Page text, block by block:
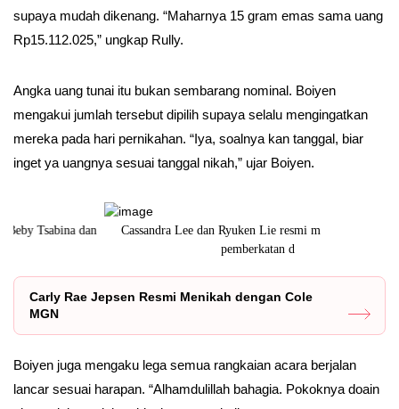
supaya mudah dikenang. “Maharnya 15 gram emas sama uang
Rp15.112.025,” ungkap Rully.
Angka uang tunai itu bukan sembarang nominal. Boiyen
mengakui jumlah tersebut dipilih supaya selalu mengingatkan
mereka pada hari pernikahan. “Iya, soalnya kan tanggal, biar
inget ya uangnya sesuai tanggal nikah,” ujar Boiyen.
Cassandra Lee dan Ryuken Lie resmi menikah, prosesi
Carly Rae Jepsen Resmi Menikah dengan Cole
MGN
Boiyen juga mengaku lega semua rangkaian acara berjalan
lancar sesuai harapan. “Alhamdulillah bahagia. Pokoknya doain